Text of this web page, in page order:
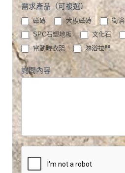
需求產品（可複選）
磁磚 大板磁磚 衛浴
SPC石塑地板
文化石
電動曬衣架
淋浴拉門
詢問內容